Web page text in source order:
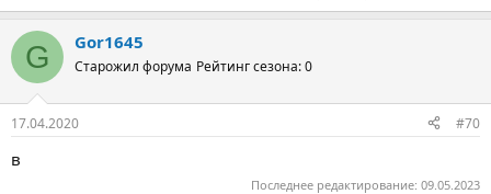
G Gor1645
Старожил форума Рейтинг сезона: 0
17.04.2020 #70
в
Последнее редактирование: 09.05.2023